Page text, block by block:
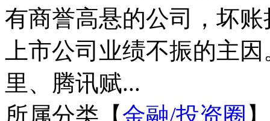
有商誉高悬的公司，坏
上市公司业绩不振的主
里、腾讯赋...
所属分类【金融/投资圈 】